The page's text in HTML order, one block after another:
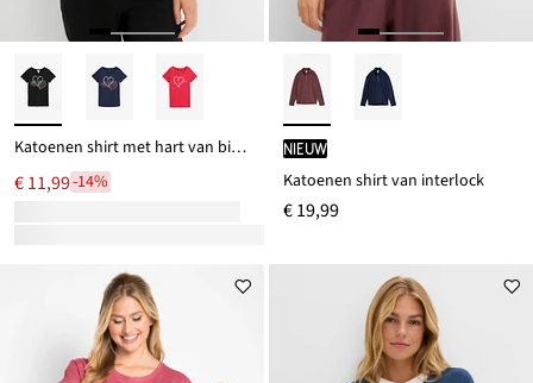
Katoenen shirt met hart van biologisch katoen
€ 11,99-14%
Nieuw
Katoenen shirt van interlock
€ 19,99